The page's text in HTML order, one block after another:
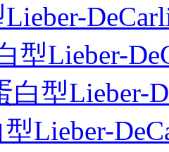
型Lieber-
白型Lieber-
Lieber-